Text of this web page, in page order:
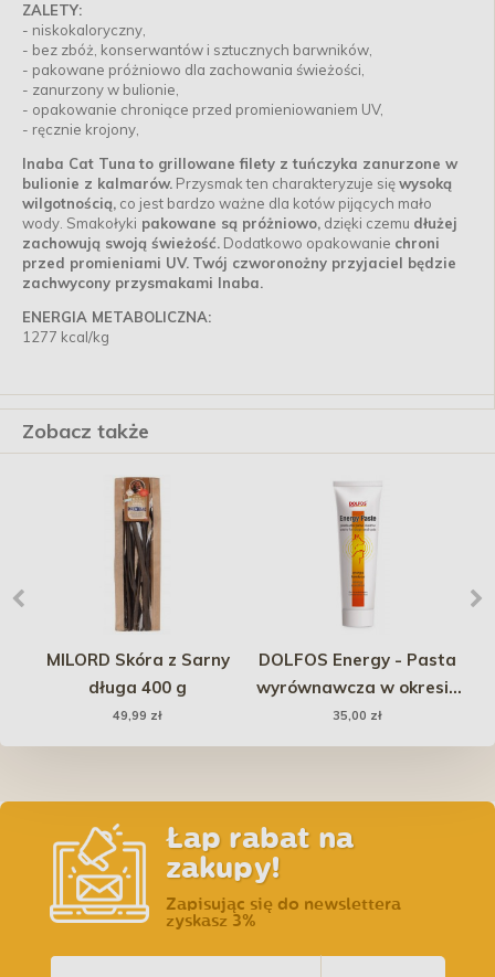
ZALETY:
- niskokaloryczny,
- bez zbóż, konserwantów i sztucznych barwników,
- pakowane próżniowo dla zachowania świeżości,
- zanurzony w bulionie,
- opakowanie chroniące przed promieniowaniem UV,
- ręcznie krojony,
Inaba Cat Tuna to grillowane filety z tuńczyka zanurzone w
bulionie z kalmarów. Przysmak ten charakteryzuje sięwysoką
wilgotnością, co jest bardzo ważne dla kotów pijących mało
wody. Smakołyki pakowane są próżniowo, dzięki czemu dłużej
zachowują swoją świeżość. Dodatkowo opakowanie chroni
przed promieniami UV. Twój czworonożny przyjaciel będzie
zachwycony przysmakami Inaba.
ENERGIA METABOLICZNA:
1277 kcal/kg
Zobacz także
MILORD Skóra z Sarny
długa 400 g
49,99 zł
DOLFOS Energy - Pasta
wyrównawcza w okresie
rekonwalescencji 100g
PROMO Krótki termin
35,00 zł
Łap rabat na
zakupy!
Zapisując się do newslettera
zyskasz 3%